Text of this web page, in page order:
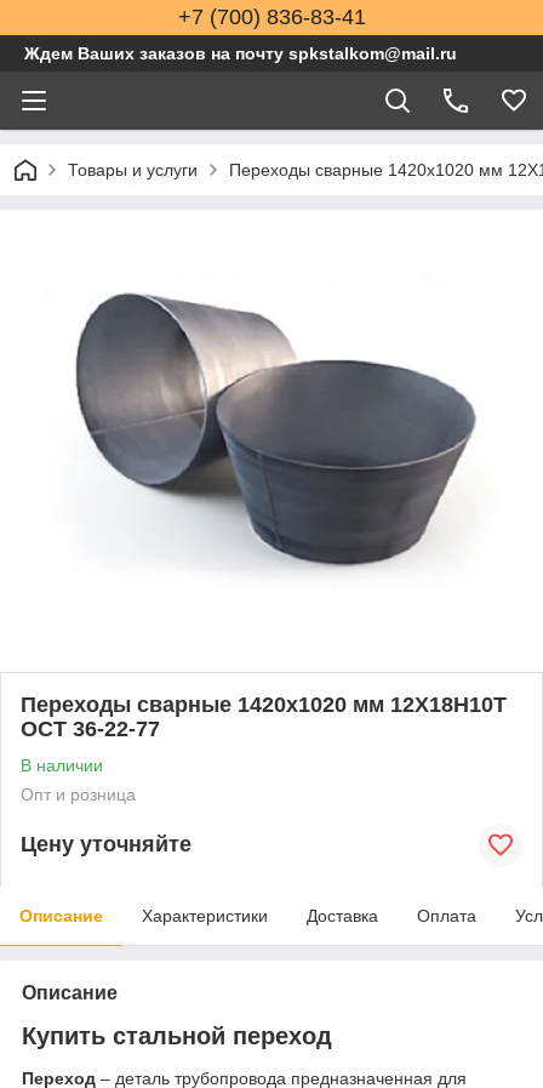
+7 (700) 836-83-41
Ждем Ваших заказов на почту spkstalkom@mail.ru
Товары и услуги Переходы сварные 1420x1020 мм
Переходы сварные 1420x1020 мм 12Х18Н10Т
ОСТ 36-22-77
В наличии
Опт и розница
Цену уточняйте
Описание Характеристики Доставка Оплата
Описание
Купить стальной переход
Переход – деталь трубопровода предназначенная для